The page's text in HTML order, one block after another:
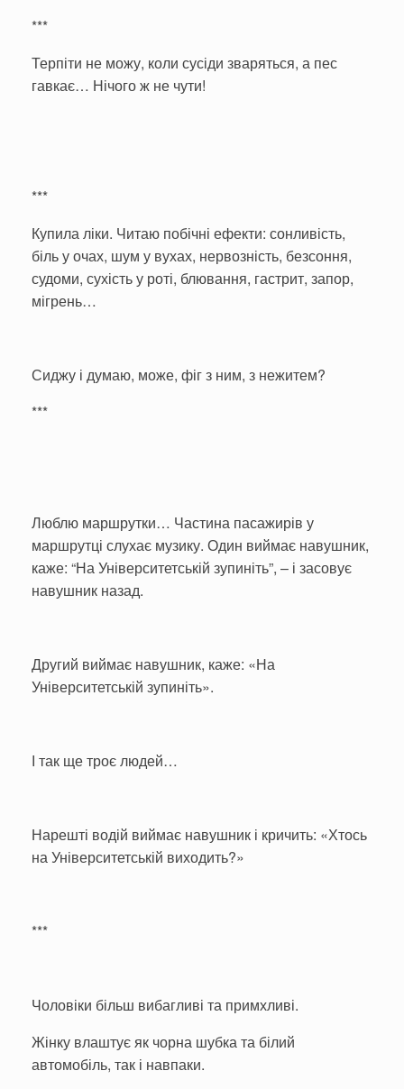
***
Терпіти не можу, коли сусіди зваряться, а пес
гавкає… Нічого ж не чути!
***
Купила ліки. Читаю побічні ефекти: сонливість,
біль у очах, шум у вухах, нервозність, безсоння,
судоми, сухість у роті, блювання, гастрит, запор,
мігрень…
Сиджу і думаю, може, фіг з ним, з нежитем?
***
Люблю маршрутки… Частина пасажирів у
маршрутці слухає музику. Один виймає навушник,
каже: “На Університетській зупиніть”, – і засовує
навушник назад.
Другий виймає навушник, каже: «На
Університетській зупиніть».
І так ще троє людей…
Нарешті водій виймає навушник і кричить: «Хтось
на Університетській виходить?»
***
Чоловіки більш вибагливі та примхливі.
Жінку влаштує як чорна шубка та білий
автомобіль, так і навпаки.